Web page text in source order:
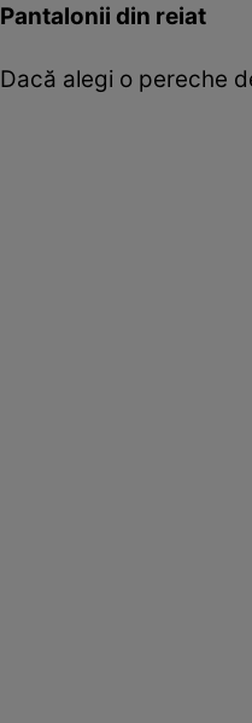
Pantalonii din reiat
Dacă alegi o pereche